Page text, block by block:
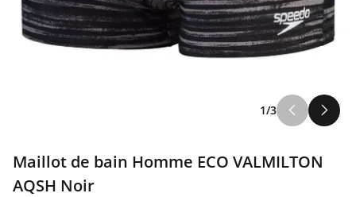
1/3
Maillot de bain Homme ECO VALMILTON
AQSH Noir